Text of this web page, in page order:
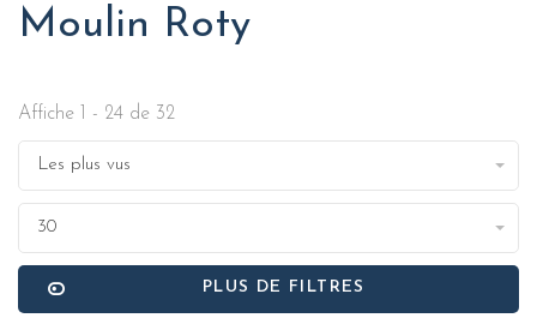
Moulin Roty
Affiche 1 - 24 de 32
Les plus vus
30
PLUS DE FILTRES